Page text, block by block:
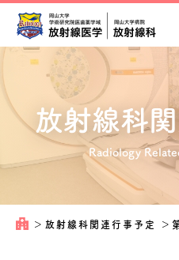
放射線科
Radiology
＞ 放射線科関連行事予定 ＞